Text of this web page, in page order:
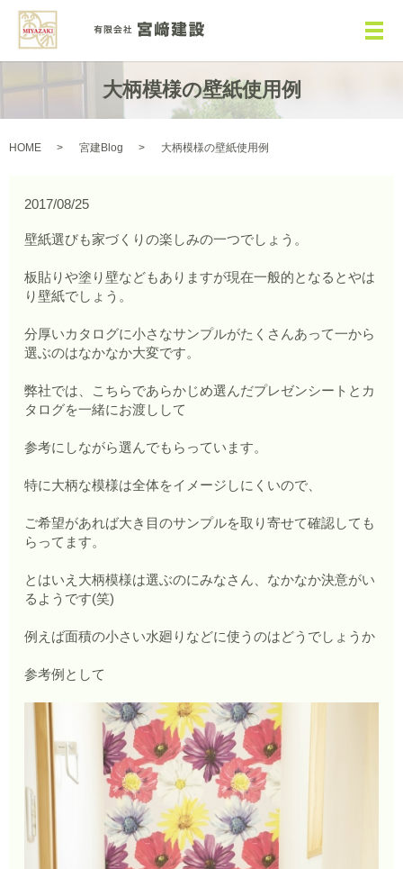
メ
大柄模様の壁紙使用例
HOME 宮建Blog 大柄模様の壁紙使用例
2017/08/25
壁紙選びも家づくりの楽しみの一つでしょう。
板貼りや塗り壁などもありますが現在一般的となるとやは
り壁紙でしょう。
分厚いカタログに小さなサンプルがたくさんあって一から
選ぶのはなかなか大変です。
弊社では、こちらであらかじめ選んだプレゼンシートとカ
タログを一緒にお渡しして
参考にしながら選んでもらっています。
特に大柄な模様は全体をイメージしにくいので、
ご希望があれば大き目のサンプルを取り寄せて確認しても
らってます。
とはいえ大柄模様は選ぶのにみなさん、なかなか決意がい
るようです(笑)
例えば面積の小さい水廻りなどに使うのはどうでしょうか
参考例として